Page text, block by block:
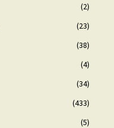
(2)
(23)
(38)
(4)
(34)
(433)
(5)